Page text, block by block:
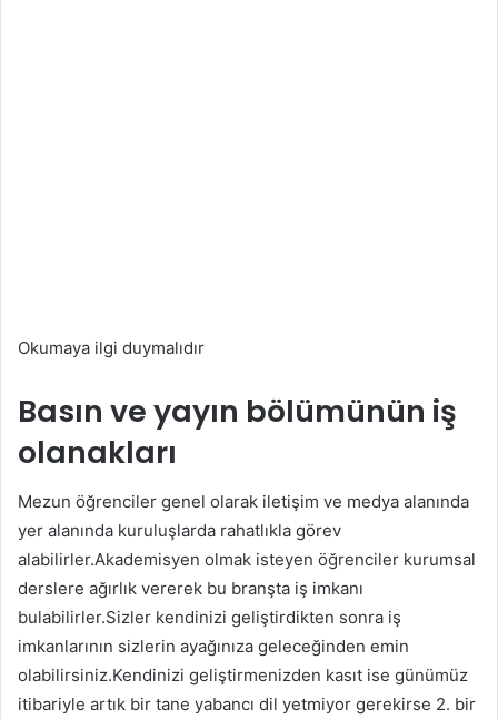
Okumaya ilgi duymalıdır
Basın ve yayın bölümünün iş
olanakları
Mezun öğrenciler genel olarak iletişim ve medya alanında
yer alanında kuruluşlarda rahatlıkla görev
alabilirler.Akademisyen olmak isteyen öğrenciler kurumsal
derslere ağırlık vererek bu branşta iş imkanı
bulabilirler.Sizler kendinizi geliştirdikten sonra iş
imkanlarının sizlerin ayağınıza geleceğinden emin
olabilirsiniz.Kendinizi geliştirmenizden kasıt ise günümüz
itibariyle artık bir tane yabancı dil yetmiyor gerekirse 2. bir